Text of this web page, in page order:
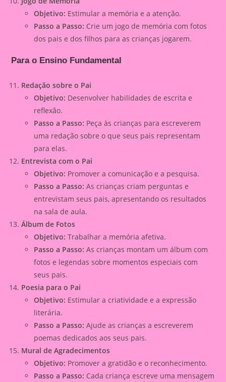
Objetivo: Estimular a memória e a atenção.
Passo a Passo: Crie um jogo de memória com fotos
dos pais e dos filhos para as crianças jogarem.
Para o Ensino Fundamental
Redação sobre o Pai
Objetivo: Desenvolver habilidades de escrita e
reflexão.
Passo a Passo: Peça às crianças para escreverem
uma redação sobre o que seus pais representam
para elas.
Entrevista com o Pai
Objetivo: Promover a comunicação e a pesquisa.
Passo a Passo: As crianças criam perguntas e
entrevistam seus pais, apresentando os resultados
na sala de aula.
Álbum de Fotos
Objetivo: Trabalhar a memória afetiva.
Passo a Passo: As crianças montam um álbum com
fotos e legendas sobre momentos especiais com
seus pais.
Poesia para o Pai
Objetivo: Estimular a criatividade e a expressão
literária.
Passo a Passo: Ajude as crianças a escreverem
poemas dedicados aos seus pais.
Mural de Agradecimentos
Objetivo: Promover a gratidão e o reconhecimento.
Passo a Passo: Cada criança escreve uma mensagem